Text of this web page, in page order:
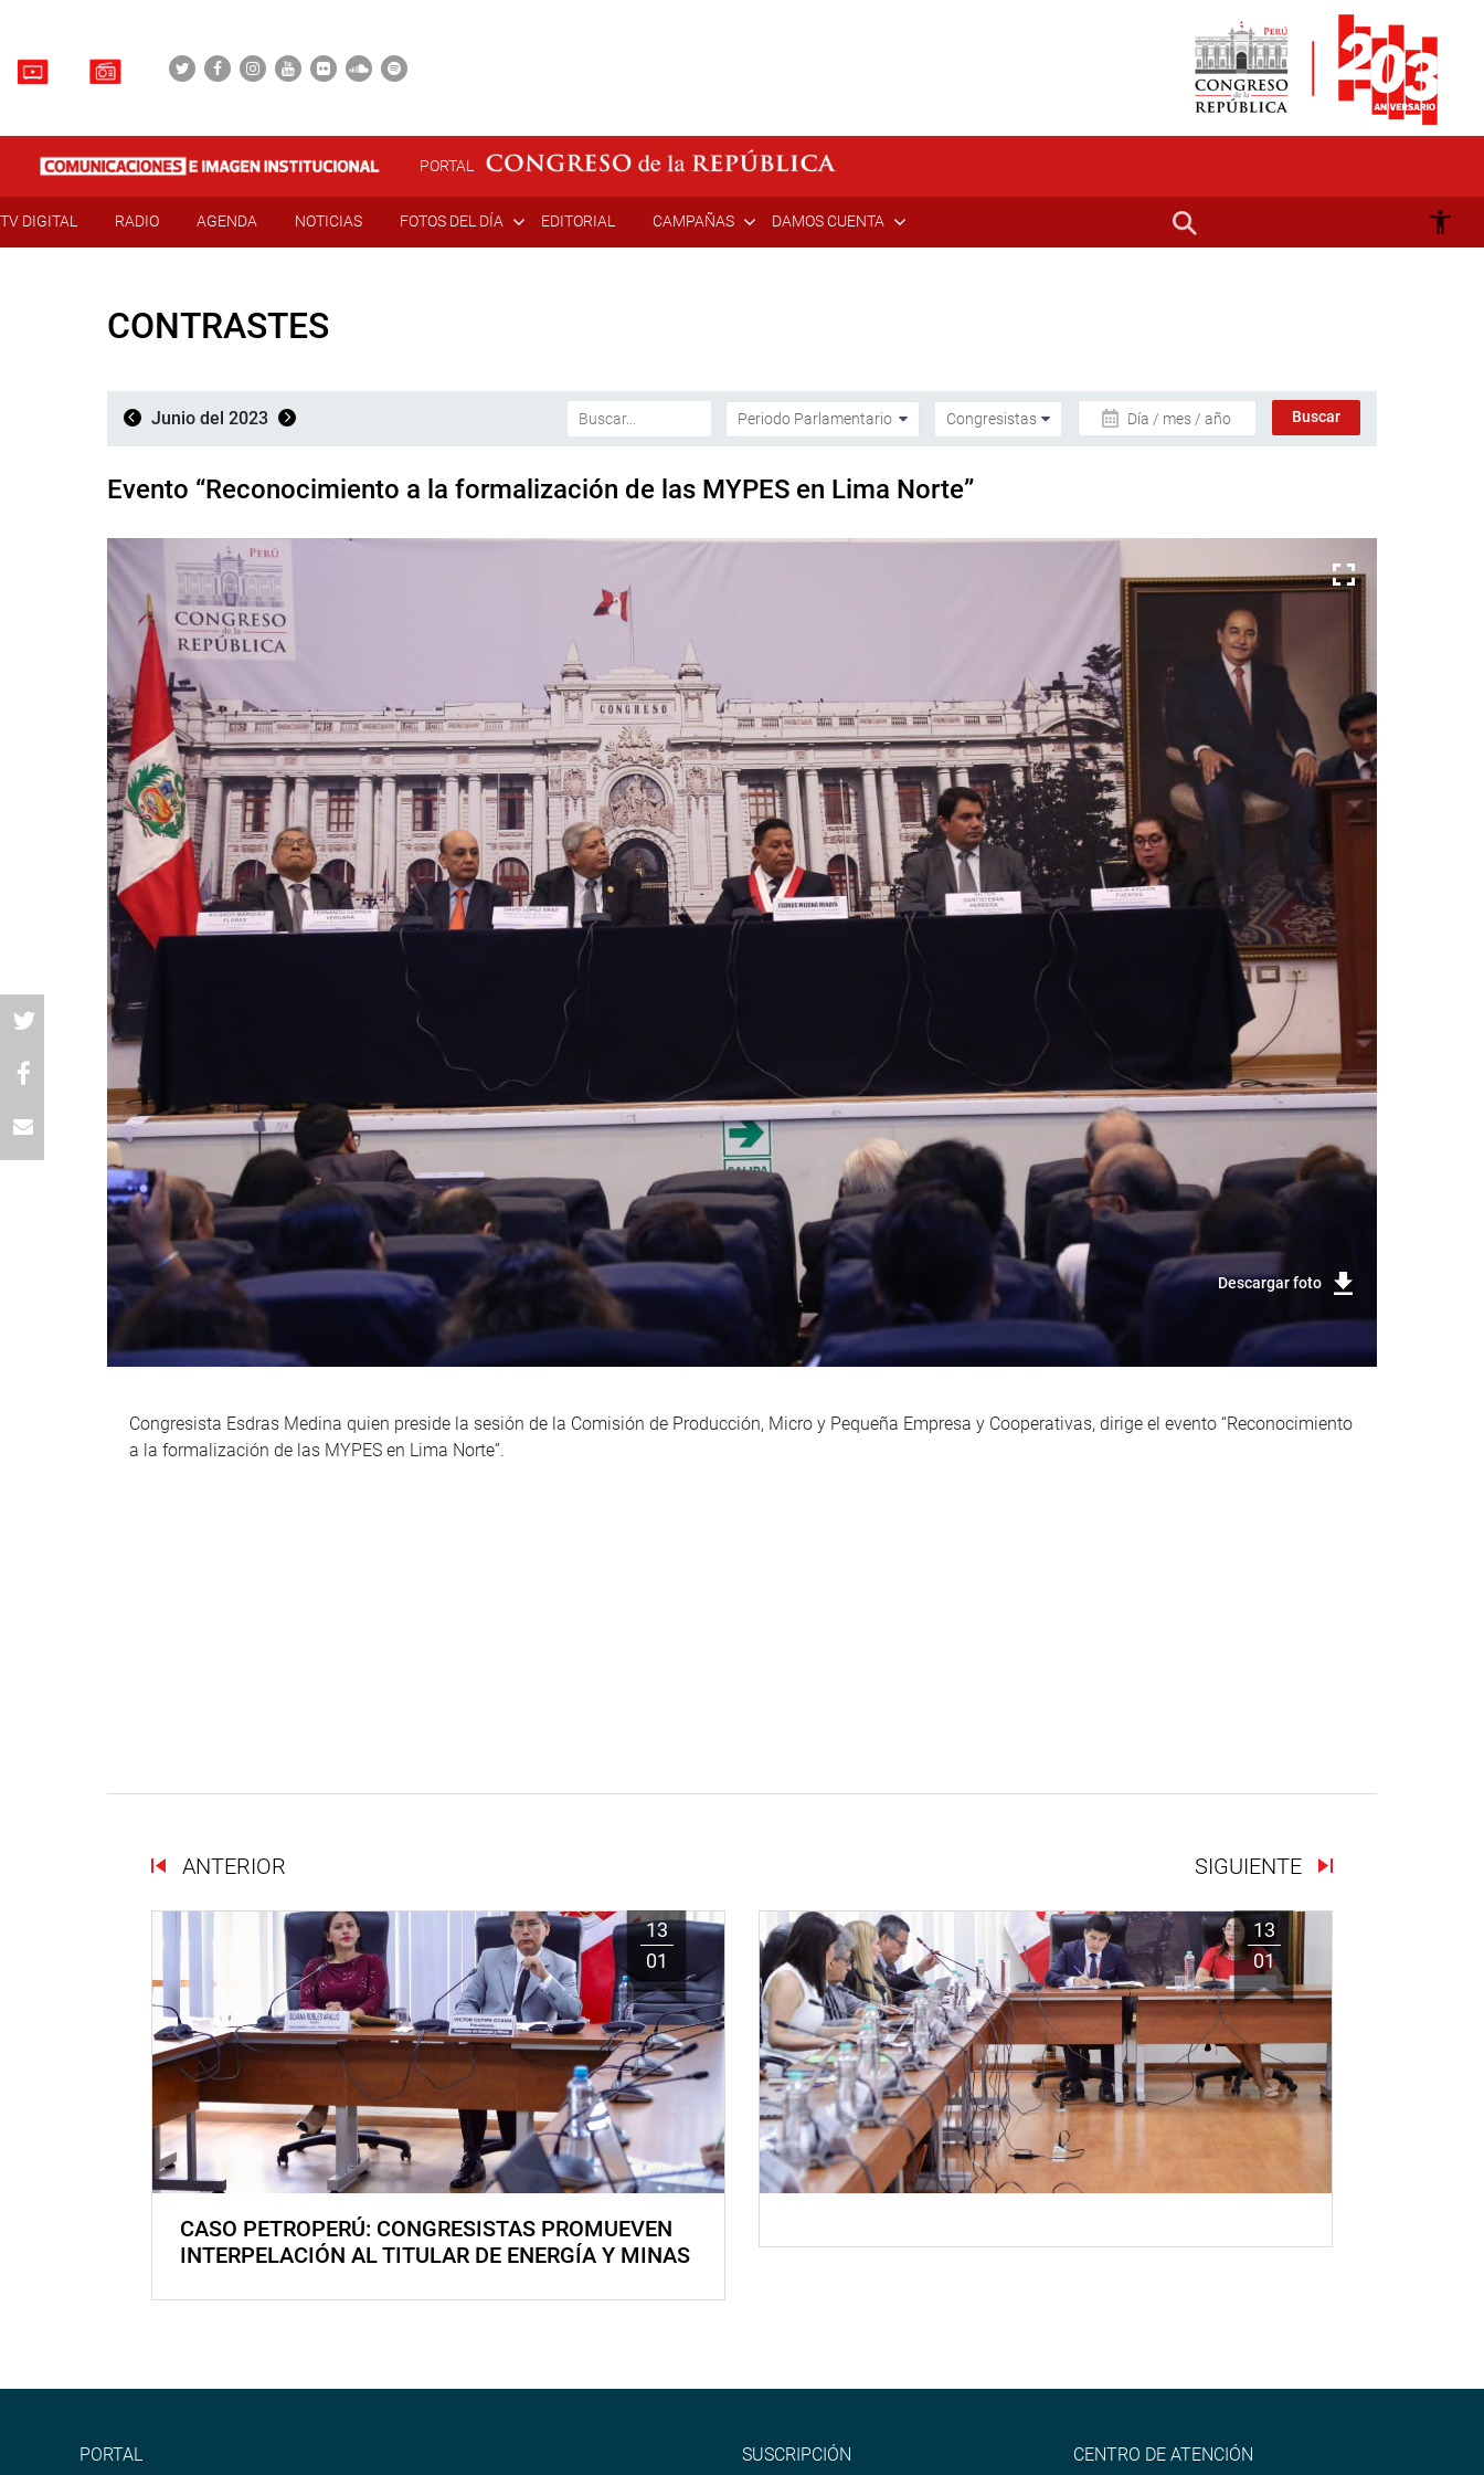
PORTAL
TV DIGITAL RADIO AGENDA NOTICIAS FOTOS DEL DÍA EDITORIAL CAMPAÑAS DAMOS CUENTA
CONTRASTES
Junio del 2023 Día / mes / año
Evento “Reconocimiento a la formalización de las MYPES en Lima Norte”
Descargar foto
Congresista Esdras Medina quien preside la sesión de la Comisión de Producción, Micro y Pequeña Empresa y Cooperativas, dirige el evento “Reconocimiento
a la formalización de las MYPES en Lima Norte”.
ANTERIOR SIGUIENTE
13
01
CASO PETROPERÚ: CONGRESISTAS PROMUEVEN
INTERPELACIÓN AL TITULAR DE ENERGÍA Y MINAS
13
01
PORTAL SUSCRIPCIÓN CENTRO DE ATENCIÓN